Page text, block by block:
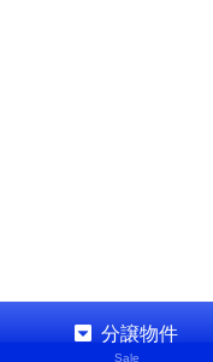
分譲物件
Sale